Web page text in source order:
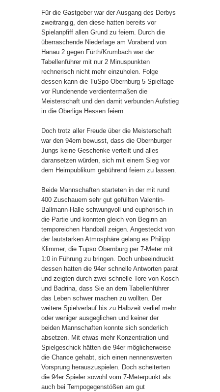
Für die Gastgeber war der Ausgang des Derbys
zweitrangig, den diese hatten bereits vor
Spielanpfiff allen Grund zu feiern. Durch die
überraschende Niederlage am Vorabend von
Hanau 2 gegen Fürth/Krumbach war der
Tabellenführer mit nur 2 Minuspunkten
rechnerisch nicht mehr einzuholen. Folge
dessen kann die TuSpo Obernburg 5 Spieltage
vor Rundenende verdientermaßen die
Meisterschaft und den damit verbunden Aufstieg
in die Oberliga Hessen feiern.
Doch trotz aller Freude über die Meisterschaft
war den 94ern bewusst, dass die Obernburger
Jungs keine Geschenke verteilt und alles
daransetzen würden, sich mit einem Sieg vor
dem Heimpublikum gebührend feiern zu lassen.
Beide Mannschaften starteten in der mit rund
400 Zuschauern sehr gut gefüllten Valentin-
Ballmann-Halle schwungvoll und euphorisch in
die Partie und konnten gleich von Beginn an
temporeichen Handball zeigen. Angesteckt von
der lautstarken Atmosphäre gelang es Philipp
Klimmer, die Tupso Obernburg per 7-Meter mit
1:0 in Führung zu bringen. Doch unbeeindruckt
dessen hatten die 94er schnelle Antworten parat
und zeigten durch zwei schnelle Tore von Kosch
und Badrina, dass Sie an dem Tabellenführer
das Leben schwer machen zu wollten. Der
weitere Spielverlauf bis zu Halbzeit verlief mehr
oder weniger ausgeglichen und keiner der
beiden Mannschaften konnte sich sonderlich
absetzen. Mit etwas mehr Konzentration und
Spielgeschick hätten die 94er möglicherweise
die Chance gehabt, sich einen nennenswerten
Vorsprung herauszuspielen. Doch scheiterten
die 94er Spieler sowohl vom 7-Meterpunkt als
auch bei Tempogegenstößen am gut